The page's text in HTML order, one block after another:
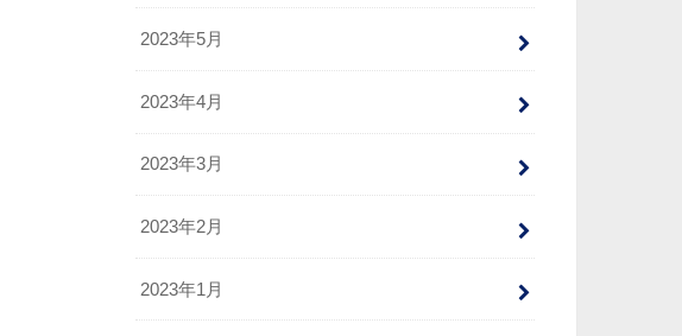
2023年5月
2023年4月
2023年3月
2023年2月
2023年1月